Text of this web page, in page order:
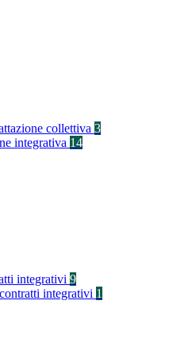
collettiva 3
integrativa 14
integrativi 9
integrativi 1